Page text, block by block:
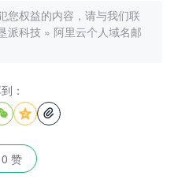
您权益的内容，请与我们联
派科技 » 阿里云个人域名邮
：
 
0 赞